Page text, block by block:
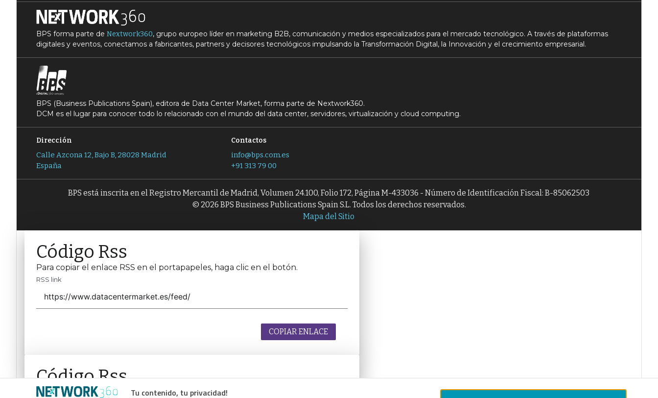
Tu contenido, tu privacidad!
BPS forma parte de Nextwork360, grupo europeo líder en marketing B2B, comunicación y medios especializados para el mercado tecnológico. A través de plataformas
digitales y eventos, conectamos a fabricantes, partners y decisores tecnológicos impulsando la Transformación Digital, la Innovación y el crecimiento empresarial.
BPS (Business Publications Spain), editora de Data Center Market, forma parte de Nextwork360.
DCM es el lugar para conocer todo lo relacionado con el mundo del data center, servidores, virtualización y cloud computing.
Dirección
Calle Azcona 12, Bajo B, 28028 Madrid
España
Contactos
info@bps.com.es
+91 313 79 00
BPS está inscrita en el Registro Mercantil de Madrid, Volumen 24.100, Folio 172, Página M-433036 - Número de Identificación Fiscal: B-85062503
© 2026 BPS Business Publications Spain S.L. Todos los derechos reservados.
Mapa del Sitio
Código Rss
Para copiar el enlace RSS en el portapapeles, haga clic en el botón.
RSS link
COPIAR ENLACE
Código Rss
Para copiar el enlace RSS en el portapapeles, haga clic en el botón.